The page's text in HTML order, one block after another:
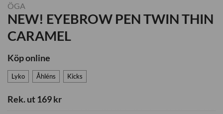
ÖGA
NEW! EYEBROW PEN TWIN THIN
CARAMEL
Köp online
Lyko Åhléns Kicks
Rek. ut 169 kr